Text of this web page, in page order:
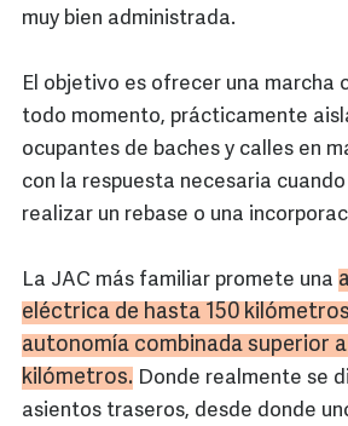
muy bien administrada.
El objetivo es ofrecer una marcha
todo momento, prácticamente
ocupantes de baches y calles en
con la respuesta necesaria
realizar un rebase o una
La JAC más familiar promete una
eléctrica de hasta 150
autonomía combinada superior a
kilómetros. Donde realmente se
asientos traseros, desde donde